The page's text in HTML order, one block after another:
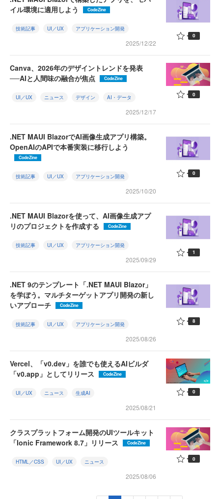
イル環境に適用しよう
CodeZine
技術記事 UI／UX アプリケーション開発
2025/12/22
0
Canva、2026年のデザイントレンドを発表
──AIと人間味の融合が焦点
CodeZine
UI／UX ニュース デザイン AI・データ
2025/12/17
0
.NET MAUI BlazorでAI画像生成アプリ構築。
OpenAIのAPIで本番実装に移行しよう
CodeZine
技術記事 UI／UX アプリケーション開発
2025/10/20
0
.NET MAUI Blazorを使って、AI画像生成アプ
リのプロジェクトを作成する
CodeZine
技術記事 UI／UX アプリケーション開発
2025/09/29
1
.NET 9のテンプレート「.NET MAUI Blazor」
を学ぼう。マルチターゲットアプリ開発の新し
いアプローチ
CodeZine
技術記事 UI／UX アプリケーション開発
2025/08/26
8
Vercel、「v0.dev」を誰でも使えるAIビルダ
「v0.app」としてリリース
CodeZine
UI／UX ニュース 生成AI
2025/08/21
0
クラスプラットフォーム開発のUIツールキット
「Ionic Framework 8.7」リリース
CodeZine
HTML／CSS UI／UX ニュース
2025/08/06
0